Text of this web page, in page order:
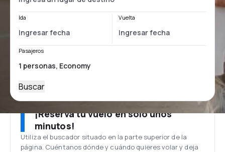
Ida Vuelta
Pasajeros
Buscar
¡Reserva tu vuelo en solo unos
minutos!
Utiliza el buscador situado en la parte superior de la
página. Cuéntanos dónde y cuándo quieres volar y deja